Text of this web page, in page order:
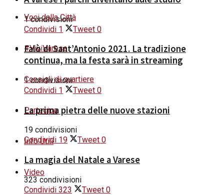
Voci dalla Città
#ViviVarese
Consigli di quartiere
Partecipa
Info Utili
Video
1 condivisioni
Condividi 1 Tweet 0
Falò di Sant’Antonio 2021. La tradizione
continua, ma la festa sarà in streaming
1 condivisioni
Condividi 1 Tweet 0
La prima pietra delle nuove stazioni
19 condivisioni
Condividi 19 Tweet 0
La magia del Natale a Varese
323 condivisioni
Condividi 323 Tweet 0